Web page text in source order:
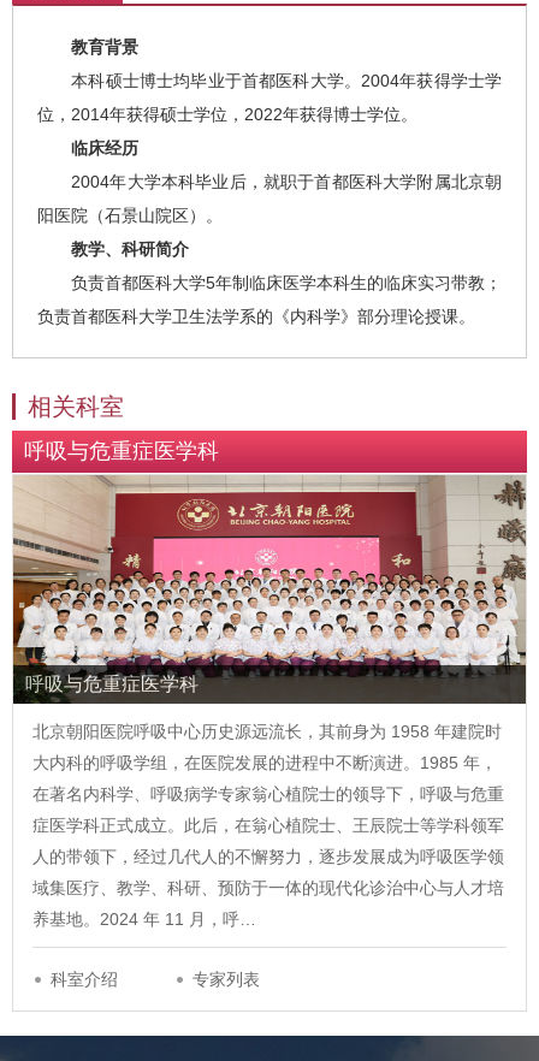
教育背景
本科硕士博士均毕业于首都医科大学。2004年获得学士学
位，2014年获得硕士学位，2022年获得博士学位。
临床经历
2004年大学本科毕业后，就职于首都医科大学附属北京朝
阳医院（石景山院区）。
教学、科研简介
负责首都医科大学5年制临床医学本科生的临床实习带教；
负责首都医科大学卫生法学系的《内科学》部分理论授课。
相关科室
呼吸与危重症医学科
呼吸与危重症医学科
北京朝阳医院呼吸中心历史源远流长，其前身为 1958 年建院时
大内科的呼吸学组，在医院发展的进程中不断演进。1985 年，
在著名内科学、呼吸病学专家翁心植院士的领导下，呼吸与危重
症医学科正式成立。此后，在翁心植院士、王辰院士等学科领军
人的带领下，经过几代人的不懈努力，逐步发展成为呼吸医学领
域集医疗、教学、科研、预防于一体的现代化诊治中心与人才培
养基地。2024 年 11 月，呼…
科室介绍 专家列表